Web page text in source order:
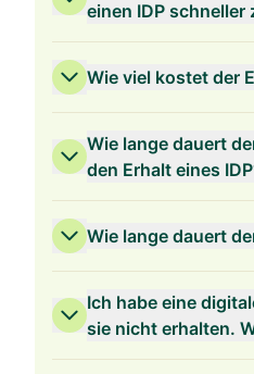
einen IDP schneller
Wie viel kostet der
Wie lange dauert
den Erhalt eines
Wie lange dauert
Ich habe eine
sie nicht erhalten.